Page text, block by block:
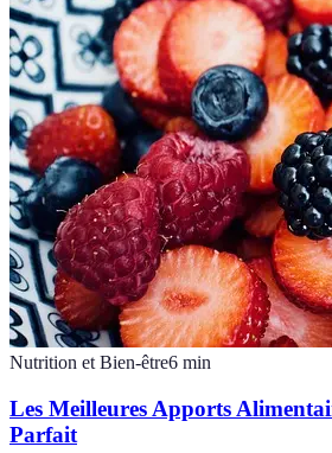
Nutrition et Bien-être6 min
Les Meilleures Apports
Parfait